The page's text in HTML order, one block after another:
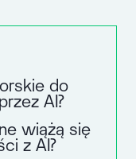
do
AI?
wiążą się
z AI?